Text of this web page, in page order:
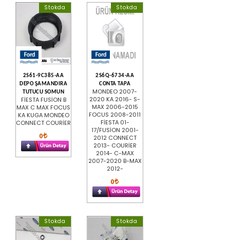
Stokda
2S61-9C385-AA
DEPO ŞAMANDIRA
TUTUCU SOMUN
FİESTA FUSİON B
MAX C MAX FOCUS
KA KUGA MONDEO
CONNECT COURİER
0
Stokda
2S6Q-6734-AA
CONTA TAPA
MONDEO 2007-
2020 KA 2016- S-
MAX 2006-2015
FOCUS 2008-2011
FİESTA 01-
17/FUSİON 2001-
2012 CONNECT
2013- COURİER
2014- C-MAX
2007-2020 B-MAX
2012-
0
Stokda Stokda